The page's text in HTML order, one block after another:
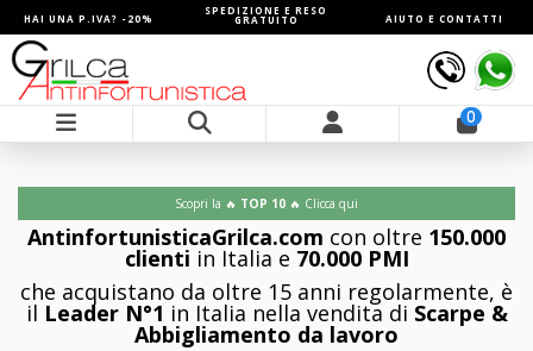
HAI UNA P.IVA? -20%
SPEDIZIONE E RESO
GRATUITO AIUTO E CONTATTI
0
Scopri la 🔥 TOP 10 🔥 Clicca qui
AntinfortunisticaGrilca.com con oltre 150.000
clienti in Italia e 70.000 PMI
che acquistano da oltre 15 anni regolarmente, è
il Leader N°1 in Italia nella vendita di Scarpe &
Abbigliamento da lavoro